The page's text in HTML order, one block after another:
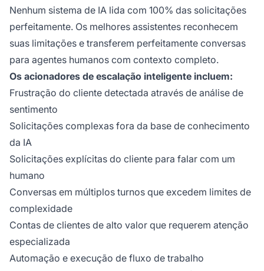
Nenhum sistema de IA lida com 100% das solicitações
perfeitamente. Os melhores assistentes reconhecem
suas limitações e transferem perfeitamente conversas
para agentes humanos com contexto completo.
Os acionadores de escalação inteligente incluem:
Frustração do cliente detectada através de análise de
sentimento
Solicitações complexas fora da base de conhecimento
da IA
Solicitações explícitas do cliente para falar com um
humano
Conversas em múltiplos turnos que excedem limites de
complexidade
Contas de clientes de alto valor que requerem atenção
especializada
Automação e execução de fluxo de trabalho